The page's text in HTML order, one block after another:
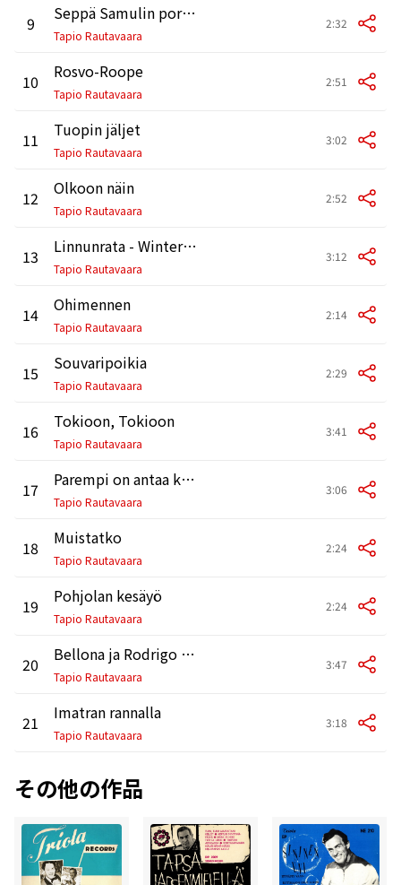
9 Seppä Samulin portti
Tapio Rautavaara
2:32
10 Rosvo-Roope
Tapio Rautavaara
2:51
11 Tuopin jäljet
Tapio Rautavaara
3:02
12 Olkoon näin
Tapio Rautavaara
2:52
13 Linnunrata - Wintergatan
Tapio Rautavaara
3:12
14 Ohimennen
Tapio Rautavaara
2:14
15 Souvaripoikia
Tapio Rautavaara
2:29
16 Tokioon, Tokioon
Tapio Rautavaara
3:41
17 Parempi on antaa kuin ottaa
Tapio Rautavaara
3:06
18 Muistatko
Tapio Rautavaara
2:24
19 Pohjolan kesäyö
Tapio Rautavaara
2:24
20 Bellona ja Rodrigo - Estudiantina
Tapio Rautavaara
3:47
21 Imatran rannalla
Tapio Rautavaara
3:18
その他の作品